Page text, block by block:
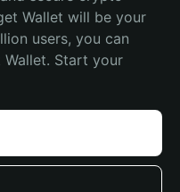
Wallet will be your
users, you can
Start your